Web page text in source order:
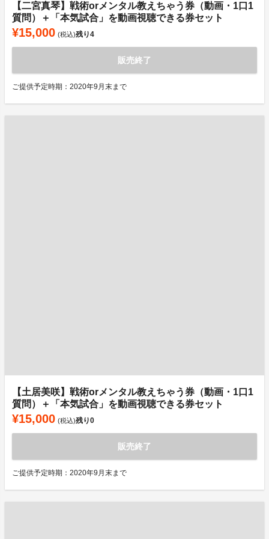
【二宮真琴】戦術orメンタル教えちゃう券（動画・1⼝1
質問）＋「本気試合」を動画視聴できる券セット
¥15,000 (税込)残り4
販売終了
ご提供予定時期：2020年9月末まで
【土居美咲】戦術orメンタル教えちゃう券（動画・1⼝1
質問）＋「本気試合」を動画視聴できる券セット
¥15,000 (税込)残り0
販売終了
ご提供予定時期：2020年9月末まで